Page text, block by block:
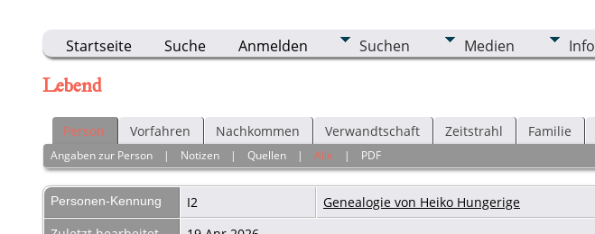
Startseite Suche Anmelden Suchen Medien Info
Lebend
Person Vorfahren Nachkommen Verwandtschaft Zeitstrahl Familie
Angaben zur Person | Notizen |Quellen |Alle | PDF
Personen-Kennung I2
Genealogie von Heiko Hungerige